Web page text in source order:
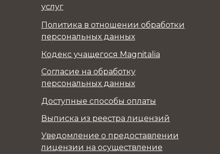
Кодекс учащегося Magnitalia
Уведомление о предоставлении
лицензии на осуществление
Выписка из реестра лицензий
Доступные способы оплаты
Согласие на обработку
персональных данных
Политика в отношении обработки
персональных данных
услуг